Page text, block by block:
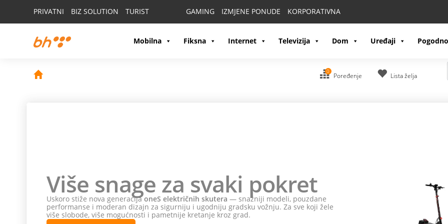
PRIVATNI BIZ SOLUTION TURIST GAMING IZMJENE PONUDE KORPORATIVNA
Mobilna Fiksna Internet Televizija Dom Uređaji
0
Poređenje Lista želja
Više snage za svaki pokret
Uskoro stiže nova generacijaoneS električnih skutera — snažniji modeli, pouzdane
performanse i moderan dizajn za sigurniju i ugodniju gradsku vožnju. Za sve koji žele
više slobode, više mogućnosti i pametnije kretanje kroz grad.